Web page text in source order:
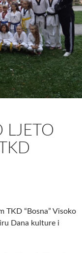
LJETO
“Bosna” Visoko
Dana kulture i